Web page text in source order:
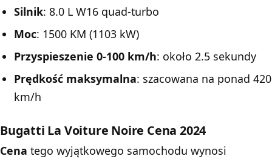
Silnik: 8.0 L W16 quad-turbo
Moc: 1500 KM (1103 kW)
Przyspieszenie 0-100 km/h: około 2.5 sekundy
Prędkość maksymalna: szacowana na ponad 420
km/h
Bugatti La Voiture Noire Cena 2024
Cena tego wyjątkowego samochodu wynosi